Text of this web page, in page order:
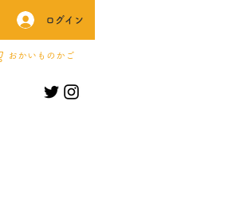
おかいものかご
ログイン